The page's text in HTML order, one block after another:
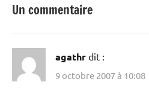
Un commentaire
agathr dit :
9 octobre 2007 à 10:08